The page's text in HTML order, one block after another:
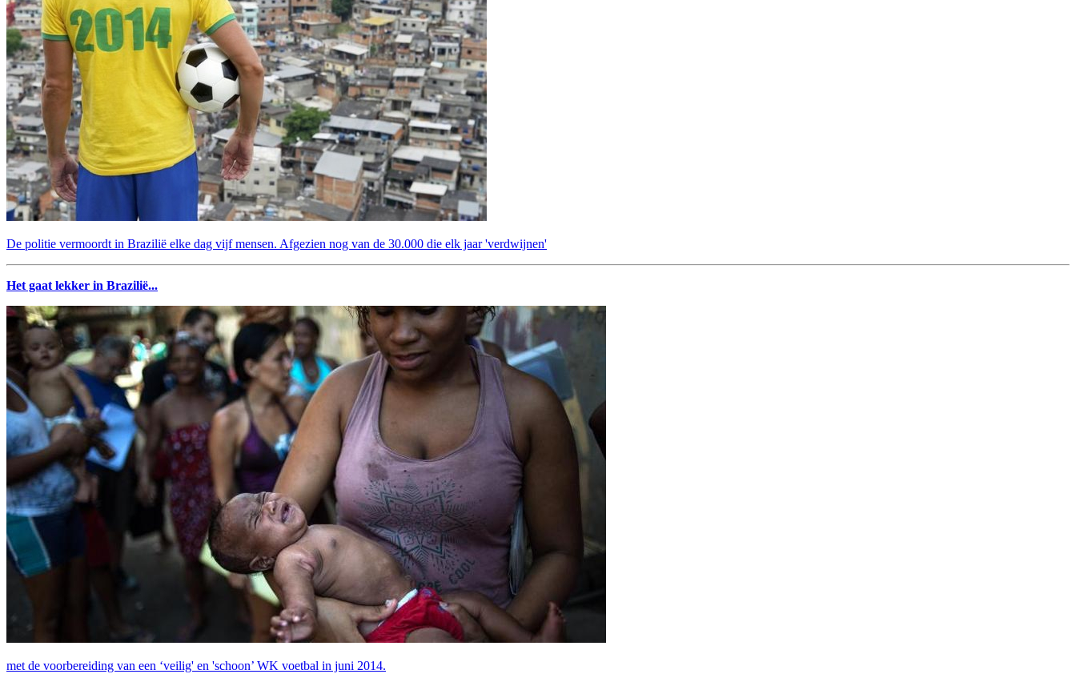
De politie vermoordt in Brazilië elke dag vijf mensen. Afgezien nog van de 30.000 die elk jaar 'verdwijnen'
Het gaat lekker in Brazilië...
met de voorbereiding van een ‘veilig' en 'schoon’ WK voetbal in juni 2014.